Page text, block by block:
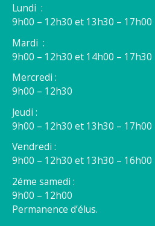
Lundi :
9h00 – 12h30 et 13h30 – 17h00
Mardi :
9h00 – 12h30 et 14h00 – 17h30
Mercredi :
9h00 – 12h30
Jeudi :
9h00 – 12h30 et 13h30 – 17h00
Vendredi :
9h00 – 12h30 et 13h30 – 16h00
2éme samedi :
9h00 – 12h00
Permanence d’élus.